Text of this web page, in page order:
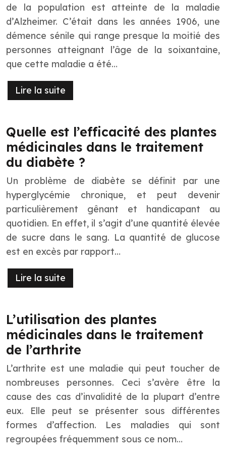
de la population est atteinte de la maladie
d’Alzheimer. C’était dans les années 1906, une
démence sénile qui range presque la moitié des
personnes atteignant l’âge de la soixantaine,
que cette maladie a été…
Lire la suite
Quelle est l’efficacité des plantes
médicinales dans le traitement
du diabète ?
Un problème de diabète se définit par une
hyperglycémie chronique, et peut devenir
particulièrement gênant et handicapant au
quotidien. En effet, il s’agit d’une quantité élevée
de sucre dans le sang. La quantité de glucose
est en excès par rapport…
Lire la suite
L’utilisation des plantes
médicinales dans le traitement
de l’arthrite
L’arthrite est une maladie qui peut toucher de
nombreuses personnes. Ceci s’avère être la
cause des cas d’invalidité de la plupart d’entre
eux. Elle peut se présenter sous différentes
formes d’affection. Les maladies qui sont
regroupées fréquemment sous ce nom…